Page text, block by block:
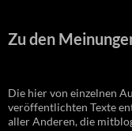
Zu den
Die hier von einzelnen
veröffentlichten Texte
aller Anderen, die